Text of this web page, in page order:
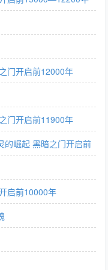
门开启前12000年
门开启前11900年
的崛起 黑暗之门开启前
启前10000年